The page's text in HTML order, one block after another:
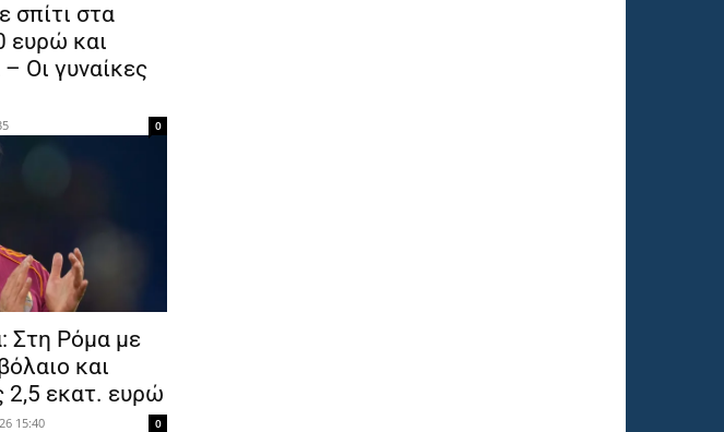
σπίτι στα
ευρώ και
Οι γυναίκες
0
Στη Ρόμα με
και
2,5 εκατ. ευρώ
15:40 0